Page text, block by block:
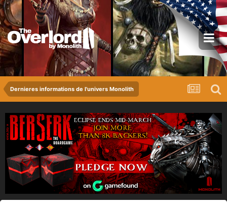
Dernieres informations de l'univers Monolith